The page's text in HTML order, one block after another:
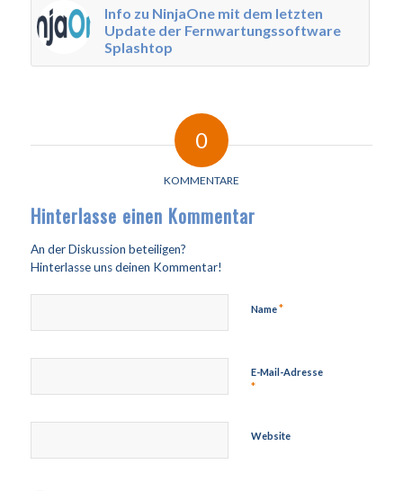
Info zu NinjaOne mit dem letzten
Update der Fernwartungssoftware
Splashtop
0
KOMMENTARE
Hinterlasse einen Kommentar
An der Diskussion beteiligen?
Hinterlasse uns deinen Kommentar!
Name*
E-Mail-Adresse
*
Website